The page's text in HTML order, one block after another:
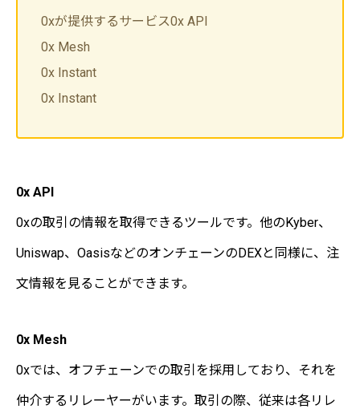
0xが提供するサービス0x API
0x Mesh
0x Instant
0x Instant
0x API
0xの取引の情報を取得できるツールです。他のKyber、
Uniswap、OasisなどのオンチェーンのDEXと同様に、注
文情報を見ることができます。
0x Mesh
0xでは、オフチェーンでの取引を採用しており、それを
仲介するリレーヤーがいます。取引の際、従来は各リレ